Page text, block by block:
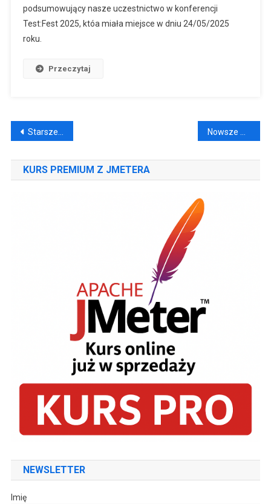
podsumowujący nasze uczestnictwo w konferencji
Test:Fest 2025, któa miała miejsce w dniu 24/05/2025
roku.
Przeczytaj
Nawigacja
po
wpisach
Starsze wpisy
KURS PREMIUM Z JMETERA
NEWSLETTER
Imię